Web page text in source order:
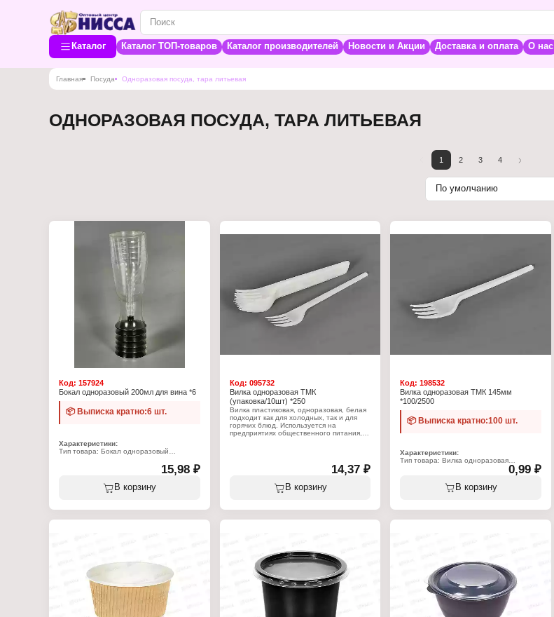
Каталог Каталог ТОП-товаров Каталог производителей Новости и Акции Доставка и оплата О нас
Главная Посуда Одноразовая посуда, тара литьевая
ОДНОРАЗОВАЯ ПОСУДА, ТАРА ЛИТЬЕВАЯ
1 2 3 4
По умолчанию
Код: 157924
Бокал одноразовый 200мл для вина *6
📦 Выписка кратно:6 шт.
Характеристики:
Тип товара: Бокал одноразовый
Цвет: прозрачный
Вид: на ножке
15,98 ₽
В корзину
Код: 095732
Вилка одноразовая ТМК
(упаковка/10шт) *250
Вилка пластиковая, одноразовая, белая
подходит как для холодных, так и для
горячих блюд. Используется на
предприятиях общественного питания, в
полипропилен белого цвета, благодаря
чему они легкие и нетравмоопасные.
Характеристики:
Тип товара: Вилка одноразовая
Цвет: белый
14,37 ₽
В корзину
Код:198532
Вилка одноразовая ТМК 145мм
*100/2500
📦 Выписка кратно:100 шт.
Характеристики:
Тип товара: Вилка одноразовая
Длина: 145 мм
0,99 ₽
В корзину